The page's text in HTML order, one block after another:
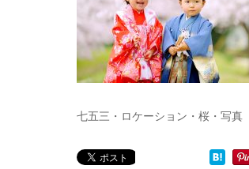
七五三・ロケーション・桜・写真